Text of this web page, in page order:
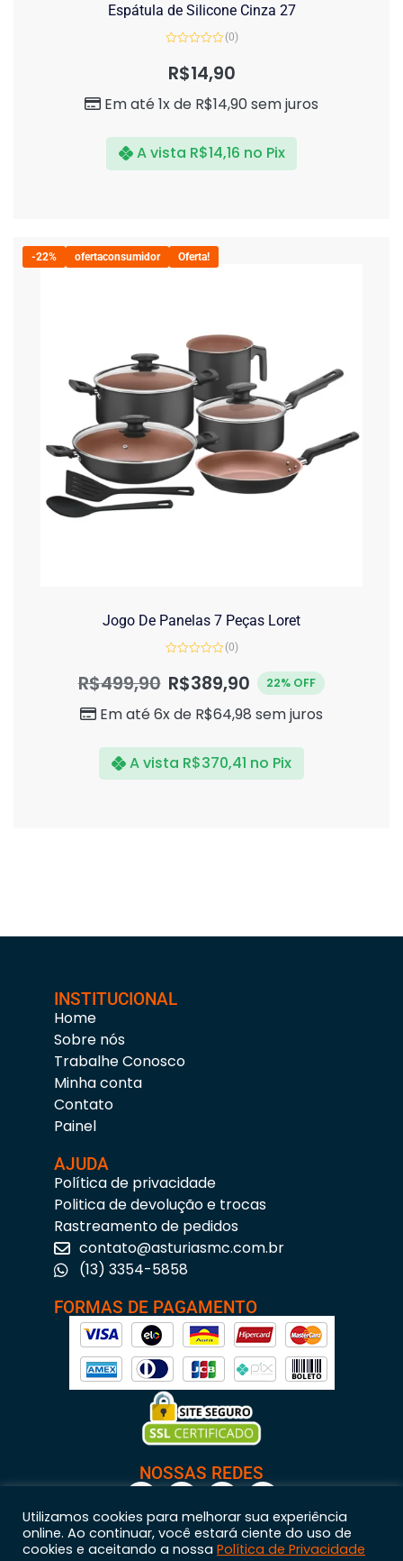
Espátula de Silicone Cinza 27
de
(0)
R$14,90
Em até 1x de R$14,90sem juros
A vista R$14,16 no Pix
-22% ofertaconsumidor Oferta!
Jogo De Panelas 7 Peças Loret
de
(0)
R$499,90 R$389,90 22% OFF
Em até 6x de R$64,98 sem juros
A vista R$370,41 no Pix
INSTITUCIONAL
Home
Sobre nós
Trabalhe Conosco
Minha conta
Contato
Painel
AJUDA
Política de privacidade
Politica de devolução e trocas
Rastreamento de pedidos
contato@asturiasmc.com.br
(13) 3354-5858
FORMAS DE PAGAMENTO
NOSSAS REDES
Utilizamos cookies para melhorar sua experiência
online. Ao continuar, você estará ciente do uso de
cookies e aceitando a nossa Política de Privacidade